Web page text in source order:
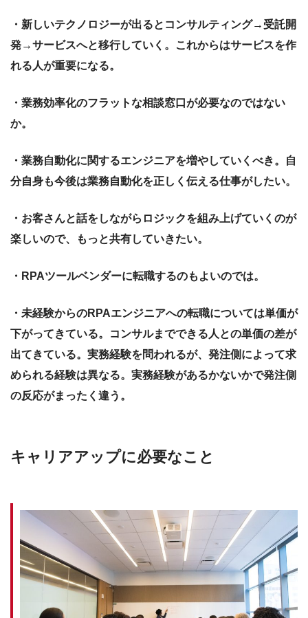
・新しいテクノロジーが出るとコンサルティング→受託開
発→サービスへと移行していく。これからはサービスを作
れる人が重要になる。
・業務効率化のフラットな相談窓口が必要なのではない
か。
・業務自動化に関するエンジニアを増やしていくべき。自
分自身も今後は業務自動化を正しく伝える仕事がしたい。
・お客さんと話をしながらロジックを組み上げていくのが
楽しいので、もっと共有していきたい。
・RPAツールベンダーに転職するのもよいのでは。
・未経験からのRPAエンジニアへの転職については単価が
下がってきている。コンサルまでできる人との単価の差が
出てきている。実務経験を問われるが、発注側によって求
められる経験は異なる。実務経験があるかないかで発注側
の反応がまったく違う。
キャリアアップに必要なこと